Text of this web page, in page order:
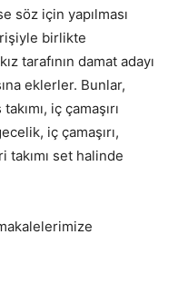
söz için yapılması
birlikte
tarafının damat adayı
eklerler. Bunlar,
iç çamaşırı
iç çamaşırı,
takımı set halinde